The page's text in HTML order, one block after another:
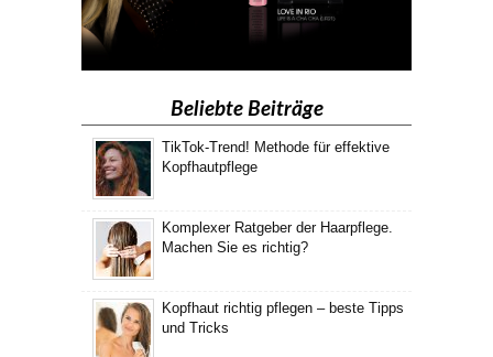
Beliebte Beiträge
TikTok-Trend! Methode für effektive
Kopfhautpflege
Komplexer Ratgeber der Haarpflege.
Machen Sie es richtig?
Kopfhaut richtig pflegen – beste Tipps
und Tricks